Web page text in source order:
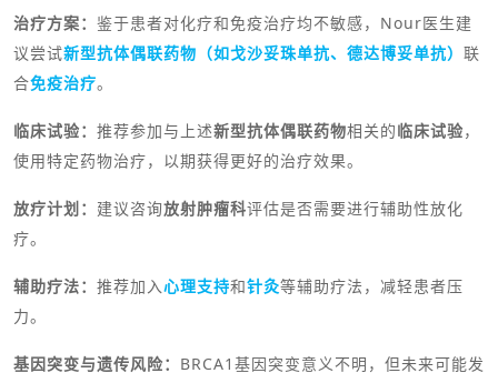
治疗方案： 鉴于患者对化疗和免疫治疗均不敏感， Nour医生建
议尝试新型抗体偶联药物（如戈沙妥珠单抗、德达博妥单抗） 联
合免疫治疗。
临床试验： 推荐参加与上述新型抗体偶联药物相关的临床试验，
使用特定药物治疗，以期获得更好的治疗效果。
放疗计划： 建议咨询放射肿瘤科评估是否需要进行辅助性放化
疗。
辅助疗法： 推荐加入心理支持和针灸等辅助疗法，减轻患者压
力。
基因突变与遗传风险： BRCA1基因突变意义不明，但未来可能发